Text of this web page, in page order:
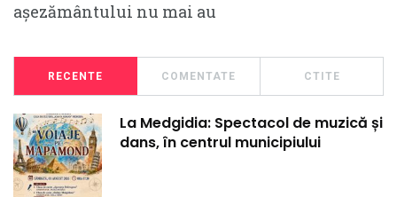
așezământului nu mai au
RECENTE COMENTATE CTITE
La Medgidia: Spectacol de muzică și
dans, în centrul municipiului